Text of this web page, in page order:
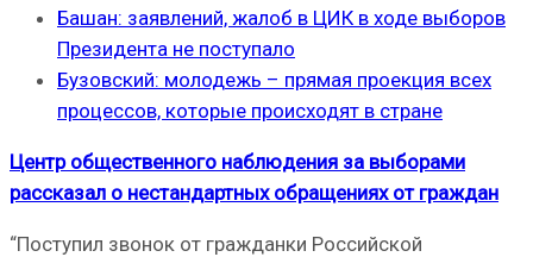
Башан: заявлений, жалоб в ЦИК в ходе выборов
Президента не поступало
Бузовский: молодежь – прямая проекция всех
процессов, которые происходят в стране
Центр общественного наблюдения за выборами
рассказал о нестандартных обращениях от граждан
“Поступил звонок от гражданки Российской